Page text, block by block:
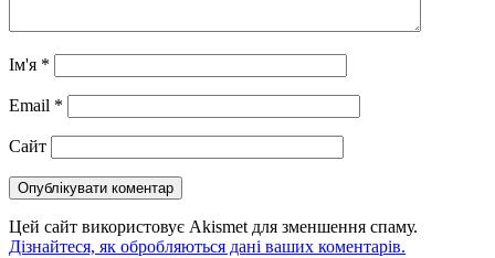
Ім'я *
Email *
Сайт
Цей сайт використовує Akismet для зменшення спаму.
Дізнайтеся, як обробляються дані ваших коментарів.